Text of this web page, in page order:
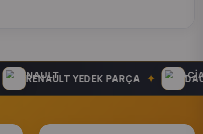
RENAULT YEDEK PARÇA ✦ DACIA